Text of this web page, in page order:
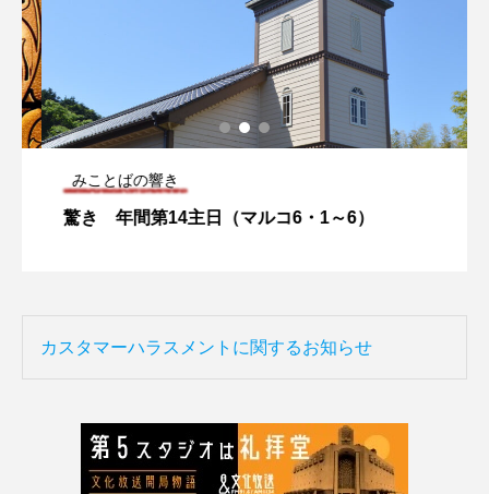
みことばの響き
驚き 年間第14主日（マルコ6・1～6）
カスタマーハラスメントに関するお知らせ